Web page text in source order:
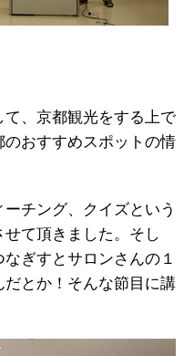
、京都観光をする上で
おすすめスポットの情
チング、クイズという
て頂きました。そし
ぎすとサロンさんの１
だとか！そんな節目に講